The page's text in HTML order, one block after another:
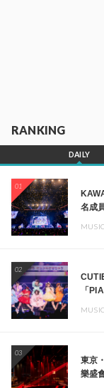
RANKING
DAILY
01
名成
02
「
03
東京
樂盛